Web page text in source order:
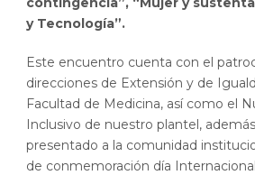
y Tecnología”.
Este encuentro cuenta con el
direcciones de Extensión y de
Facultad de Medicina, así como el
Inclusivo de nuestro plantel,
presentado a la comunidad
de conmemoración día